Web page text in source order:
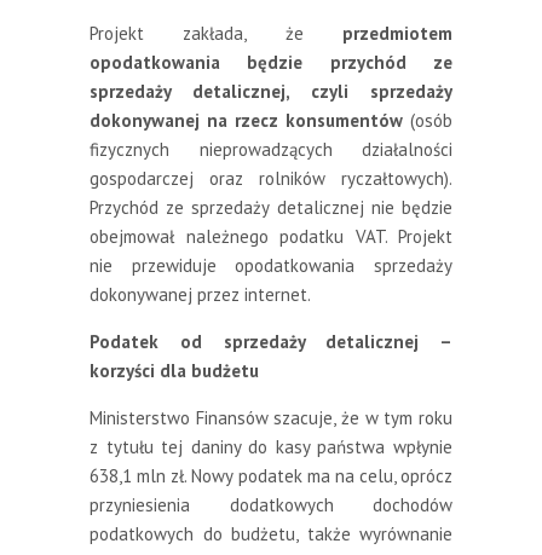
Projekt zakłada, że przedmiotem
opodatkowania będzie przychód ze
sprzedaży detalicznej, czyli sprzedaży
dokonywanej na rzecz konsumentów (osób
fizycznych nieprowadzących działalności
gospodarczej oraz rolników ryczałtowych).
Przychód ze sprzedaży detalicznej nie będzie
obejmował należnego podatku VAT. Projekt
nie przewiduje opodatkowania sprzedaży
dokonywanej przez internet.
Podatek od sprzedaży detalicznej –
korzyści dla budżetu
Ministerstwo Finansów szacuje, że w tym roku
z tytułu tej daniny do kasy państwa wpłynie
638,1 mln zł. Nowy podatek ma na celu, oprócz
przyniesienia dodatkowych dochodów
podatkowych do budżetu, także wyrównanie